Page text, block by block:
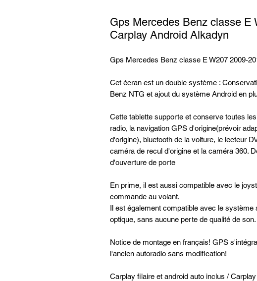
Gps Mercedes Benz classe E
Carplay Android Alkadyn
Gps Mercedes Benz classe E W207 2009-
Cet écran est un double système :
Benz NTG et ajout du système Android en
Cette tablette supporte et conserve toutes
radio, la navigation GPS d'origine(prévoir
d'origine), bluetooth de la voiture, le lecteur
caméra de recul d'origine et la caméra 360.
d'ouverture de porte
En prime, il est aussi compatible avec le
commande au volant,
Il est également compatible avec le
optique, sans aucune perte de qualité de son.
Notice de montage en français! GPS
l'ancien autoradio sans modification!
Carplay filaire et android auto inclus /